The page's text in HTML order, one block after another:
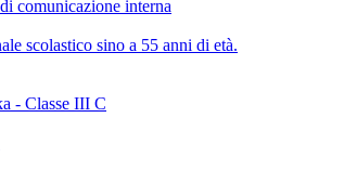
comunicazione interna
scolastico sino a 55 anni di età.
- Classe III C